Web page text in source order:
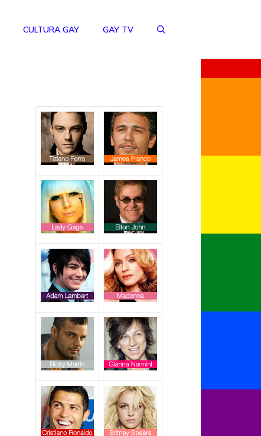
CULTURA GAY GAY TV